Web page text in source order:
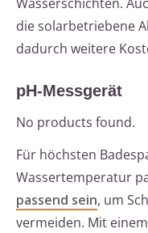
die solarbetriebene
dadurch weitere
pH-Messgerät
No products found.
Für höchsten
Wassertemperatur
passend sein, um
vermeiden. Mit